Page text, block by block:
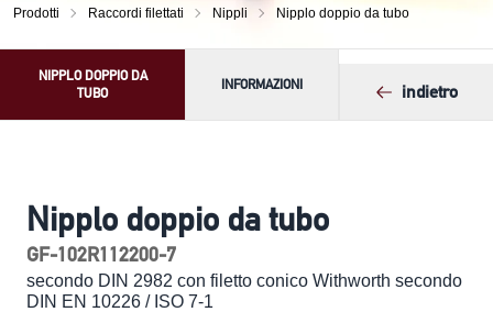
Prodotti Raccordi filettati Nippli Nipplo doppio da tubo
NIPPLO DOPPIO DA
TUBO
INFORMAZIONI indietro
Nipplo doppio da tubo
GF-102R112200-7
secondo DIN 2982 con filetto conico Withworth secondo
DIN EN 10226 / ISO 7-1